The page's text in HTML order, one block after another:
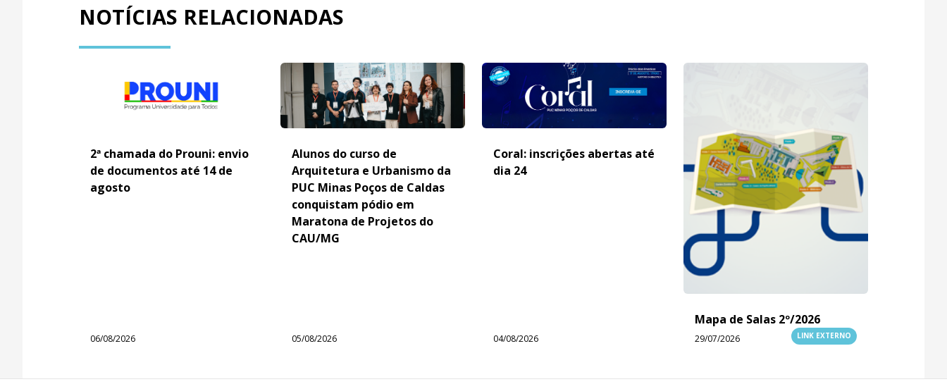
NOTÍCIAS RELACIONADAS
2ª chamada do Prouni: envio
de documentos até 14 de
agosto
06/08/2026
Alunos do curso de
Arquitetura e Urbanismo da
PUC Minas Poços de Caldas
conquistam pódio em
Maratona de Projetos do
CAU/MG
05/08/2026
Coral: inscrições abertas até
dia 24
04/08/2026
Mapa de Salas 2º/2026
29/07/2026 LINK EXTERNO